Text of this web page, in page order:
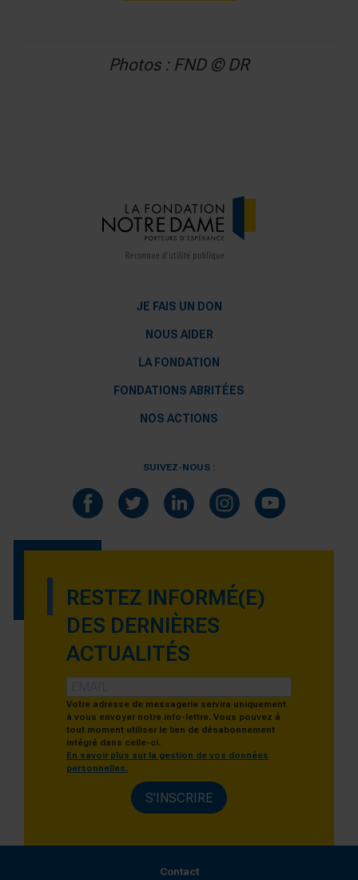
Photos : FND © DR
JE FAIS UN DON
NOUS AIDER
LA FONDATION
FONDATIONS ABRITÉES
NOS ACTIONS
SUIVEZ-NOUS :
RESTEZ INFORMÉ(E)
DES DERNIÈRES
ACTUALITÉS
Votre adresse de messagerie servira uniquement
à vous envoyer notre info-lettre. Vous pouvez à
tout moment utiliser le lien de désabonnement
intégré dans celle-ci.
En savoir plus sur la gestion de vos données
personnelles.
S'INSCRIRE
Contact